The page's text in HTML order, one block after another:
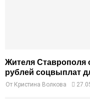
Жителя Ставрополя
рублей соцвыплат
От Кристина Волкова